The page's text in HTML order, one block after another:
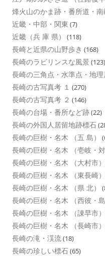
烽火山のかま跡・番所道・
近畿・中部・関東 (7)
近畿（兵 庫 県） (118)
長崎と近県の山野歩き (168)
長崎のラビリンスな風景 (123)
長崎の三角点・水準点・地
長崎の古写真考 １ (270)
長崎の古写真考 ２ (146)
長崎の台場・番所など跡(22)
長崎の外国人居留地跡標石
長崎の巨樹・名木 （五 島）
長崎の巨樹・名木 （壱岐・対
長崎の巨樹・名木 （大村市）
長崎の巨樹・名木 （東長崎）
長崎の巨樹・名木 （県 北）
長崎の巨樹・名木 （西彼・島
長崎の巨樹・名木 （諌早市）
長崎の巨樹・名木 （長崎市）
長崎の滝・渓流(18)
長崎の珍しい標石(65)